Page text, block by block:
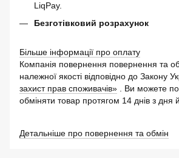
LiqPay.
Безготівковий розрахунок
Більше інформації про оплату
Компанія повернення повернення та
належної якості відповідно до Закону
захист прав споживачів» . Ви можете
обміняти товар протягом 14 днів з дня
Детальніше про повернення та обмін